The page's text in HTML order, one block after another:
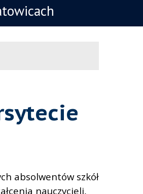
absolwentów szkół
nauczycieli,